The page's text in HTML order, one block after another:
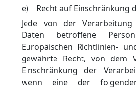
e) Recht auf Einschränkung
Jede von der Verarbeitung
Daten betroffene
Europäischen Richtlinien-
gewährte Recht, von dem
Einschränkung der
wenn eine der folgenden